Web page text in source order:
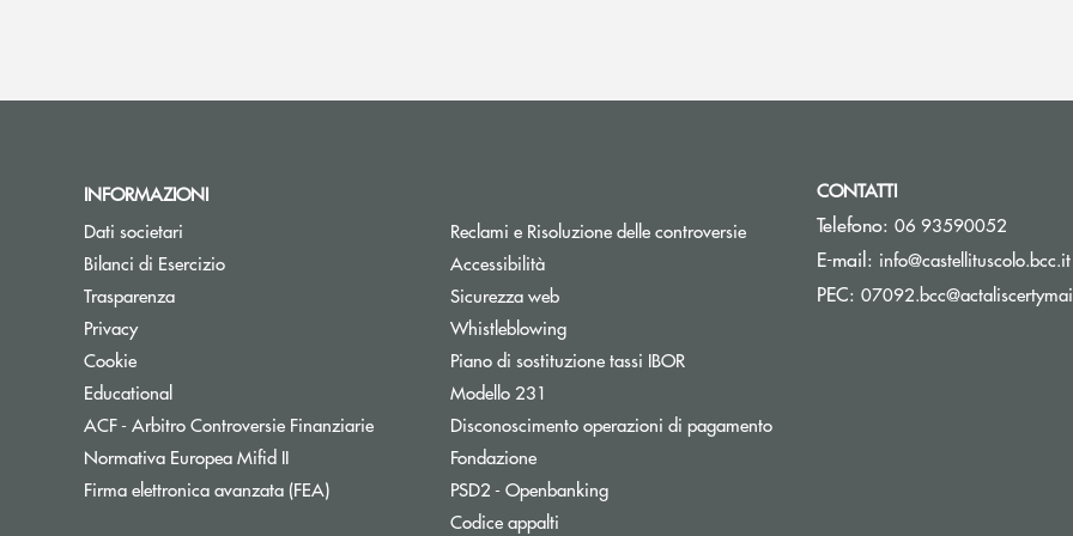
INFORMAZIONI
Dati societari
Bilanci di Esercizio
Trasparenza
Privacy
Cookie
Educational
ACF - Arbitro Controversie FinanziarieApre una nuova finestra
Normativa Europea Mifid II
Firma elettronica avanzata (FEA)
Reclami e Risoluzione delle controversie
Accessibilità
Sicurezza web
Whistleblowing
Piano di sostituzione tassi IBOR
Modello 231
Disconoscimento operazioni di pagamento
Fondazione
PSD2 - OpenbankingApre una nuova finestra
Codice appalti
CONTATTI
Telefono: 06 93590052
E-mail: info@castellituscolo.bcc.it
PEC: